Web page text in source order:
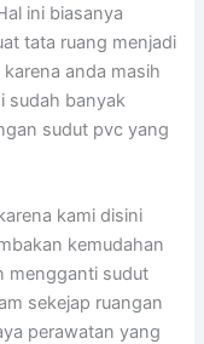
ini biasanya
tata ruang menjadi
anda masih
sudah banyak
sudut pvc yang
kami disini
kemudahan
mengganti sudut
sekejap ruangan
perawatan yang